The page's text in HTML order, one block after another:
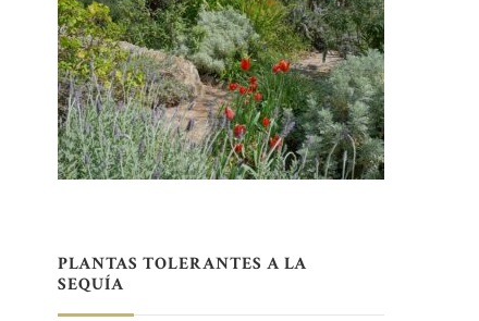
PLANTAS TOLERANTES A LA
SEQUÍA